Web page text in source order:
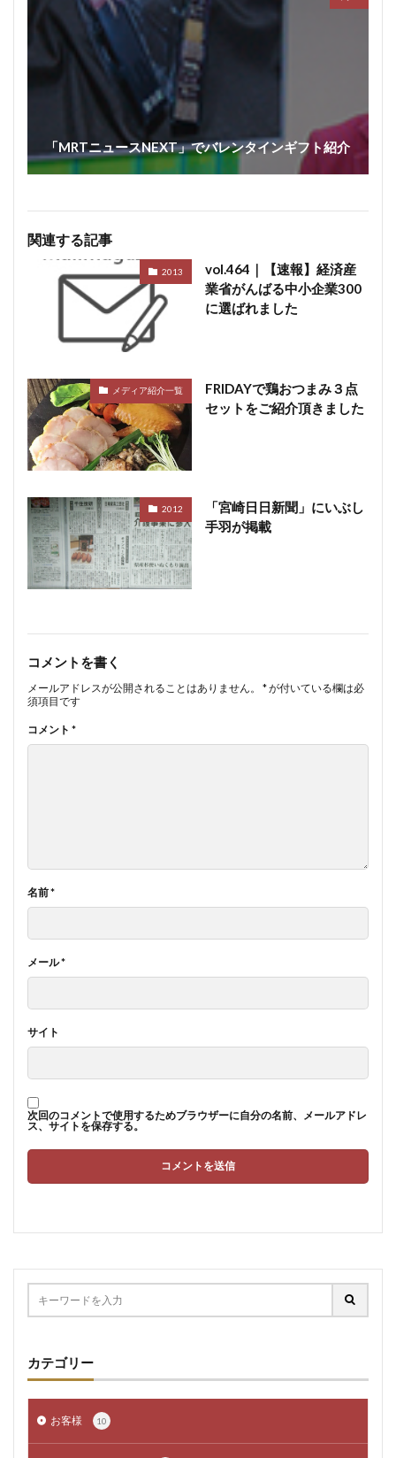
「MRTニュースNEXT」でバレンタインギフト紹介
関連する記事
2013
vol.464｜【速報】経済産
業省がんばる中小企業300
に選ばれました
メディア紹介一覧
FRIDAYで鶏おつまみ３点
セットをご紹介頂きました
2012
「宮崎日日新聞」にいぶし
手羽が掲載
コメントを書く
メールアドレスが公開されることはありません。 *が付いている欄は必
須項目です
コメント *
名前*
メール*
サイト
次回のコメントで使用するためブラウザーに自分の名前、メールアドレ
ス、サイトを保存する。
カテゴリー
お客様 10